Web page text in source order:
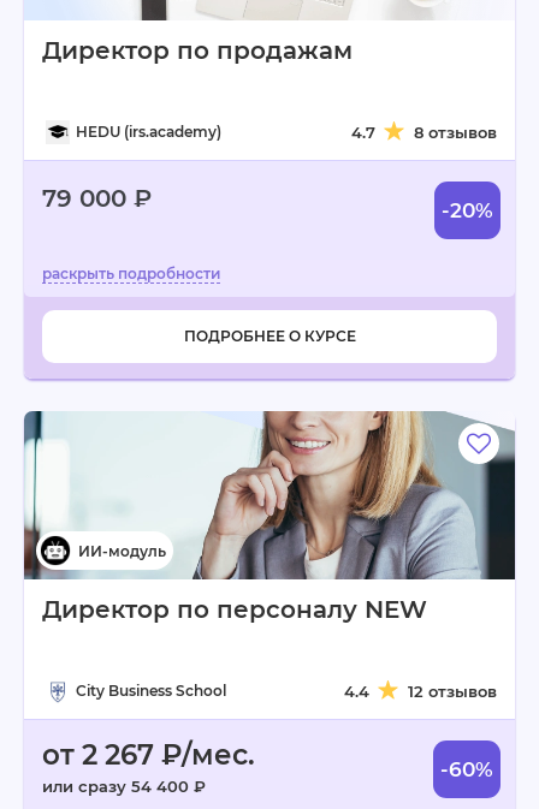
Директор по продажам
HEDU (irs.academy) 4.7 8 отзывов
79 000 ₽ -20%
ПОДРОБНЕЕ О КУРСЕ
Директор по персоналу NEW
City Business School 4.4 12 отзывов
от 2 267 ₽/мес.
или сразу 54 400 ₽
-60%